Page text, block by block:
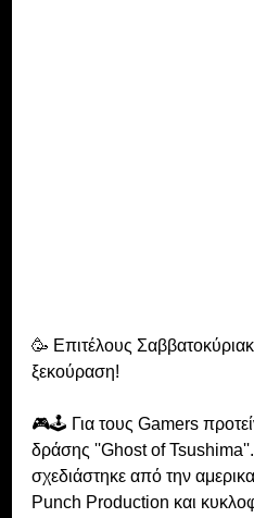
🥳 Επιτέλους
ξεκούραση!
🎮🕹 Για τους Gamers
δράσης ''Ghost of
σχεδιάστηκε από την
Punch Production και